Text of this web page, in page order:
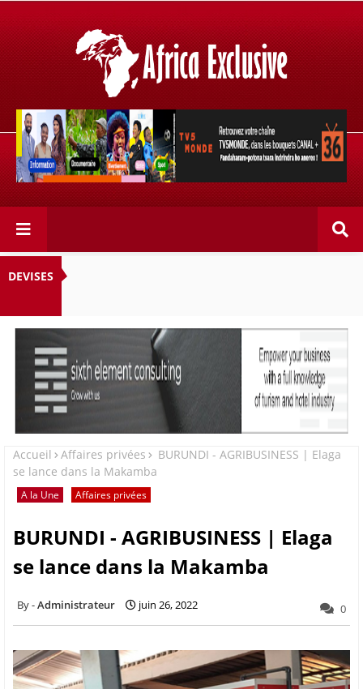
Retrouvez votre chaîne @TV5MONDE, dans les bouquets
CANAL+ 36 . Fandaharam-potoana tsara indrindra ho
anareo!
DEVISES
Accueil Affaires privées
BURUNDI - AGRIBUSINESS | Elaga
se lance dans la Makamba
A la Une Affaires privées
BURUNDI - AGRIBUSINESS | Elaga
se lance dans la Makamba
Administrateur juin 26, 2022 0